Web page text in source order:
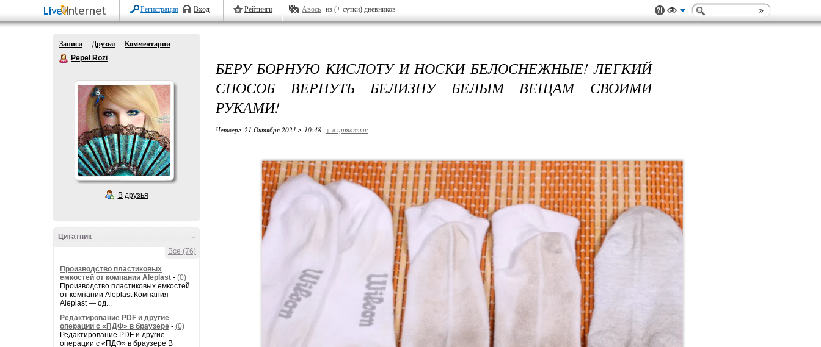
Регистрация Вход Рейтинги Авось из (+ сутки) дневников
Записи Друзья
Комментарии
Pepel Rozi
В друзья
-
Цитатник
Все (76)
Производство пластиковых
емкостей от компании Aleplast - (0)
Производство пластиковых емкостей
от компании Aleplast Компания
Aleplast — од...
Редактирование PDF и другие
операции с «ПДФ» в браузере - (0)
Редактирование PDF и другие
операции с «ПДФ» в браузере В
БЕРУ БОРНУЮ КИСЛОТУ И НОСКИ БЕЛОСНЕЖНЫЕ! ЛЕГКИЙ
СПОСОБ ВЕРНУТЬ БЕЛИЗНУ БЕЛЫМ ВЕЩАМ СВОИМИ
РУКАМИ!
Четверг, 21 Октября 2021 г. 10:48 + в цитатник